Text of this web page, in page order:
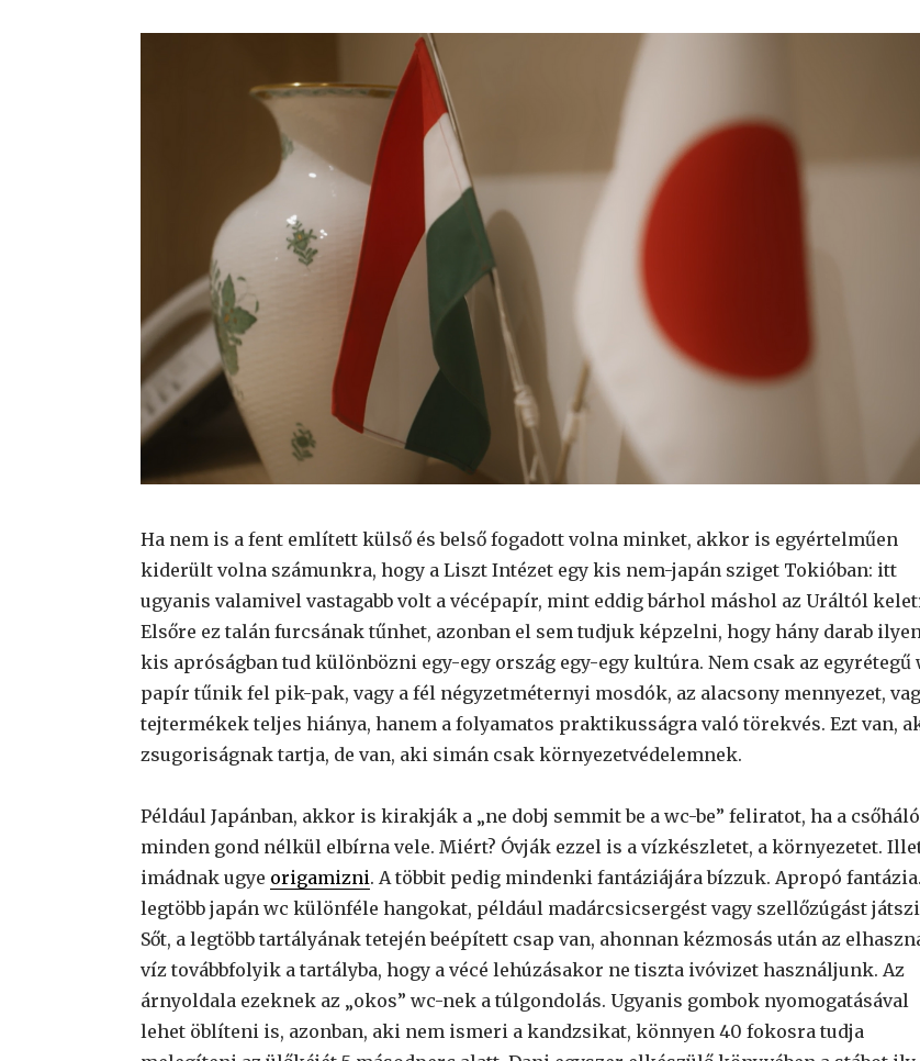
Ha nem is a fent említett külső és belső fogadott volna minket, akkor is egyértelműen
kiderült volna számunkra, hogy a Liszt Intézet egy kis nem-japán sziget Tokióban: itt
ugyanis valamivel vastagabb volt a vécépapír, mint eddig bárhol máshol az Uráltól
Elsőre ez talán furcsának tűnhet, azonban el sem tudjuk képzelni, hogy hány darab ilyen
kis apróságban tud különbözni egy-egy ország egy-egy kultúra. Nem csak az egyrétegű
papír tűnik fel pik-pak, vagy a fél négyzetméternyi mosdók, az alacsony mennyezet,
tejtermékek teljes hiánya, hanem a folyamatos praktikusságra való törekvés. Ezt van,
zsugoriságnak tartja, de van, aki simán csak környezetvédelemnek.
Például Japánban, akkor is kirakják a „ne dobj semmit be a wc-be” feliratot, ha a
minden gond nélkül elbírna vele. Miért? Óvják ezzel is a vízkészletet, a környezetet.
imádnak ugye origamizni. A többit pedig mindenki fantáziájára bízzuk. Apropó
legtöbb japán wc különféle hangokat, például madárcsicsergést vagy szellőzúgást
Sőt, a legtöbb tartályának tetején beépített csap van, ahonnan kézmosás után az
víz továbbfolyik a tartályba, hogy a vécé lehúzásakor ne tiszta ivóvizet használjunk. Az
árnyoldala ezeknek az „okos” wc-nek a túlgondolás. Ugyanis gombok nyomogatásával
lehet öblíteni is, azonban, aki nem ismeri a kandzsikat, könnyen 40 fokosra tudja